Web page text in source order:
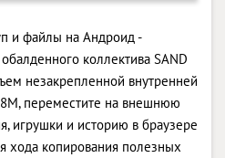
и файлы на Андроид -
коллектива SAND
незакрепленной внутренней
переместите на внешнюю
игрушки и историю в браузере
хода копирования полезных